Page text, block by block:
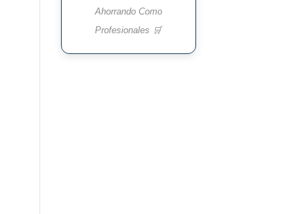
Ahorrando Como
Profesionales 🛒